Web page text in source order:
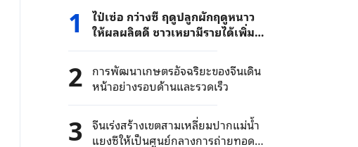
1
ไป่เซ่อ กว่างซี ฤดูปลูกผักฤดูหนาว
ให้ผลผลิตดี ชาวเหยามีรายได้เพิ่ม
อย่างมั่นคง
2 การพัฒนาเกษตรอัจฉริยะของจีนเดิน
หน้าอย่างรอบด้านและรวดเร็ว
3 จีนเร่งสร้างเขตสามเหลี่ยมปากแม่น้ำ
แยงซีให้เป็นศูนย์กลางการถ่ายทอด